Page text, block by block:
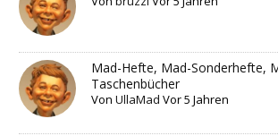
Mad-Hefte, Mad-Sonderhefte,
Taschenbücher
VonUllaMad Vor 5 Jahren